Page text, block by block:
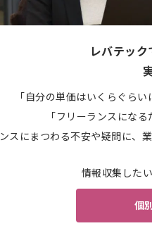
レバテッ
「自分の単価はいくらぐら
「フリーランスにな
スにまつわる不安や疑問に、
情報収集した
個